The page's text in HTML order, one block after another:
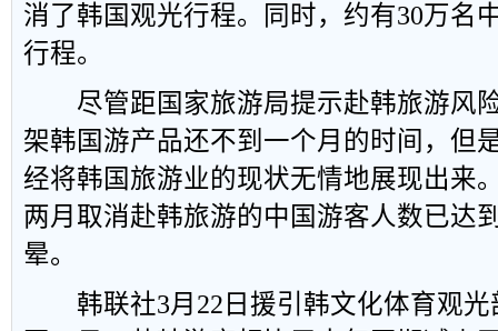
消了韩国观光行程。同时，约有30万名
行程。
尽管距国家旅游局提示赴韩旅游风
架韩国游产品还不到一个月的时间，但
经将韩国旅游业的现状无情地展现出来
两月取消赴韩旅游的中国游客人数已达
晕。
韩联社3月22日援引韩文化体育观光